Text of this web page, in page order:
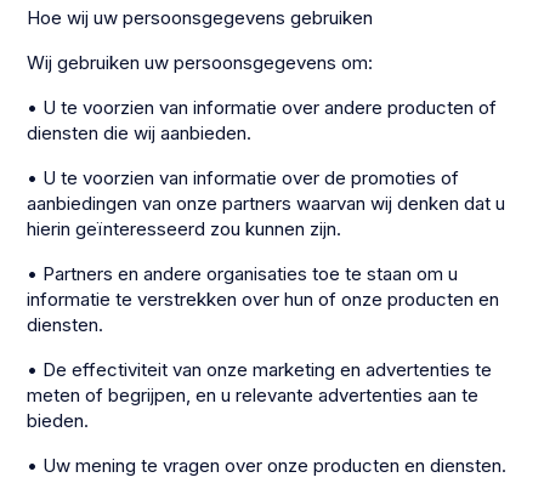
Hoe wij uw persoonsgegevens gebruiken
Wij gebruiken uw persoonsgegevens om:
• U te voorzien van informatie over andere producten of
diensten die wij aanbieden.
• U te voorzien van informatie over de promoties of
aanbiedingen van onze partners waarvan wij denken dat u
hierin geïnteresseerd zou kunnen zijn.
• Partners en andere organisaties toe te staan om u
informatie te verstrekken over hun of onze producten en
diensten.
• De effectiviteit van onze marketing en advertenties te
meten of begrijpen, en u relevante advertenties aan te
bieden.
• Uw mening te vragen over onze producten en diensten.